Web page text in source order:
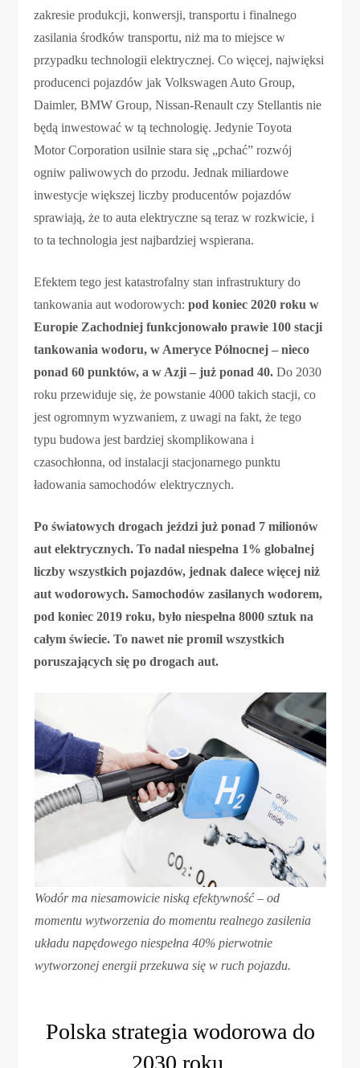
zakresie produkcji, konwersji, transportu i finalnego
zasilania środków transportu, niż ma to miejsce w
przypadku technologii elektrycznej. Co więcej, najwięksi
producenci pojazdów jak Volkswagen Auto Group,
Daimler, BMW Group, Nissan-Renault czy Stellantis nie
będą inwestować w tą technologię. Jedynie Toyota
Motor Corporation usilnie stara się „pchać” rozwój
ogniw paliwowych do przodu. Jednak miliardowe
inwestycje większej liczby producentów pojazdów
sprawiają, że to auta elektryczne są teraz w rozkwicie, i
to ta technologia jest najbardziej wspierana.
Efektem tego jest katastrofalny stan infrastruktury do
tankowania aut wodorowych:pod koniec 2020 roku w
Europie Zachodniej funkcjonowało prawie 100 stacji
tankowania wodoru, w Ameryce Północnej – nieco
ponad 60 punktów, a w Azji – już ponad 40. Do 2030
roku przewiduje się, że powstanie 4000 takich stacji, co
jest ogromnym wyzwaniem, z uwagi na fakt, że tego
typu budowa jest bardziej skomplikowana i
czasochłonna, od instalacji stacjonarnego punktu
ładowania samochodów elektrycznych.
Po światowych drogach jeździ już ponad 7 milionów
aut elektrycznych. To nadal niespełna 1% globalnej
liczby wszystkich pojazdów, jednak dalece więcej niż
aut wodorowych. Samochodów zasilanych wodorem,
pod koniec 2019 roku, było niespełna 8000 sztuk na
całym świecie. To nawet nie promil wszystkich
poruszających się po drogach aut.
Wodór ma niesamowicie niską efektywność – od
momentu wytworzenia do momentu realnego zasilenia
układu napędowego niespełna 40% pierwotnie
wytworzonej energii przekuwa się w ruch pojazdu.
Polska strategia wodorowa do
2030 roku.